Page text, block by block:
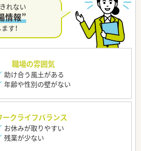
れない
情報”
す！
職場の雰囲気
助け合う風土がある
年齢や性別の壁がない
ークライフバランス
お休みが取りやすい
残業が少ない